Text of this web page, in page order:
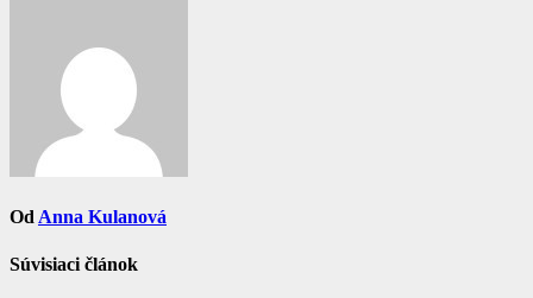
Od Anna Kulanová
Súvisiaci článok